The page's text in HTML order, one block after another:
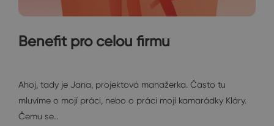
Benefit pro celou firmu
Ahoj, tady je Jana, projektová manažerka. Často tu
mluvíme o mojí práci, nebo o práci mojí kamarádky Kláry.
Čemu se…